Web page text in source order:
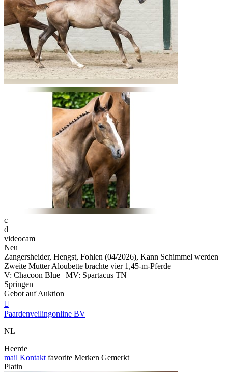
c
d
videocam
Neu
Zangersheider, Hengst, Fohlen (04/2026), Kann Schimmel werden
Zweite Mutter Aloubette brachte vier 1,45-m-Pferde
V: Chacoon Blue | MV: Spartacus TN
Springen
Gebot auf Auktion

Paardenveilingonline BV
NL
Heerde
mail Kontakt favorite Merken Gemerkt
Platin